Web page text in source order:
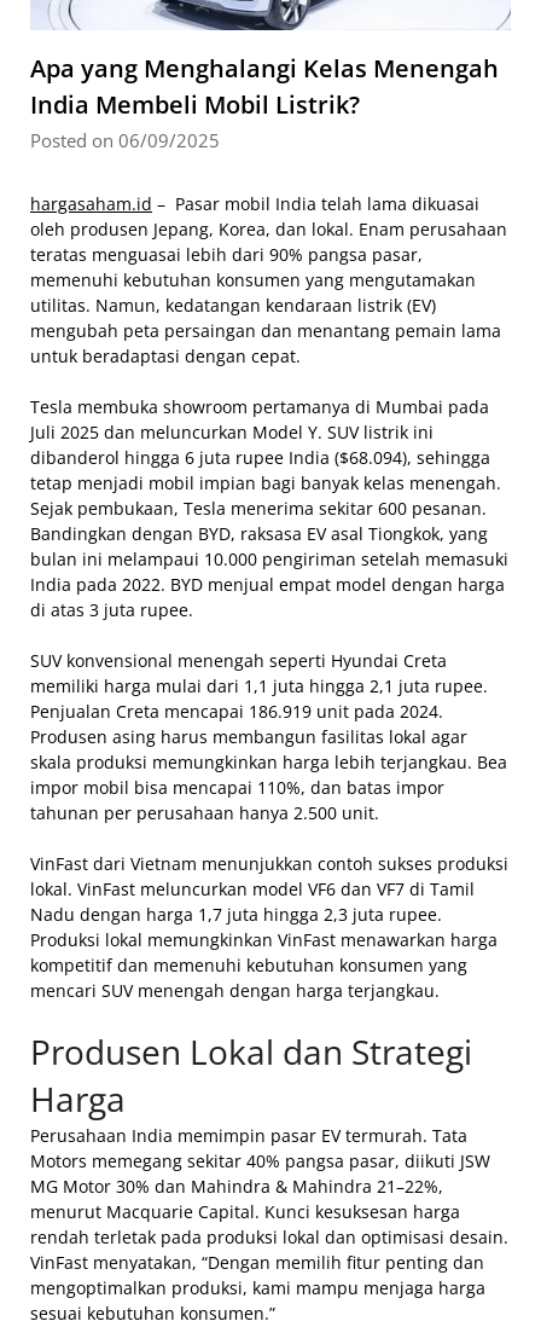
Apa yang Menghalangi Kelas Menengah
India Membeli Mobil Listrik?
Posted on 06/09/2025
hargasaham.id – Pasar mobil India telah lama dikuasai
oleh produsen Jepang, Korea, dan lokal. Enam perusahaan
teratas menguasai lebih dari 90% pangsa pasar,
memenuhi kebutuhan konsumen yang mengutamakan
utilitas. Namun, kedatangan kendaraan listrik (EV)
mengubah peta persaingan dan menantang pemain lama
untuk beradaptasi dengan cepat.
Tesla membuka showroom pertamanya di Mumbai pada
Juli 2025 dan meluncurkan Model Y. SUV listrik ini
dibanderol hingga 6 juta rupee India ($68.094), sehingga
tetap menjadi mobil impian bagi banyak kelas menengah.
Sejak pembukaan, Tesla menerima sekitar 600 pesanan.
Bandingkan dengan BYD, raksasa EV asal Tiongkok, yang
bulan ini melampaui 10.000 pengiriman setelah memasuki
India pada 2022. BYD menjual empat model dengan harga
di atas 3 juta rupee.
SUV konvensional menengah seperti Hyundai Creta
memiliki harga mulai dari 1,1 juta hingga 2,1 juta rupee.
Penjualan Creta mencapai 186.919 unit pada 2024.
Produsen asing harus membangun fasilitas lokal agar
skala produksi memungkinkan harga lebih terjangkau. Bea
impor mobil bisa mencapai 110%, dan batas impor
tahunan per perusahaan hanya 2.500 unit.
VinFast dari Vietnam menunjukkan contoh sukses produksi
lokal. VinFast meluncurkan model VF6 dan VF7 di Tamil
Nadu dengan harga 1,7 juta hingga 2,3 juta rupee.
Produksi lokal memungkinkan VinFast menawarkan harga
kompetitif dan memenuhi kebutuhan konsumen yang
mencari SUV menengah dengan harga terjangkau.
Produsen Lokal dan Strategi
Harga
Perusahaan India memimpin pasar EV termurah. Tata
Motors memegang sekitar 40% pangsa pasar, diikuti JSW
MG Motor 30% dan Mahindra & Mahindra 21–22%,
menurut Macquarie Capital. Kunci kesuksesan harga
rendah terletak pada produksi lokal dan optimisasi desain.
VinFast menyatakan, “Dengan memilih fitur penting dan
mengoptimalkan produksi, kami mampu menjaga harga
sesuai kebutuhan konsumen.”